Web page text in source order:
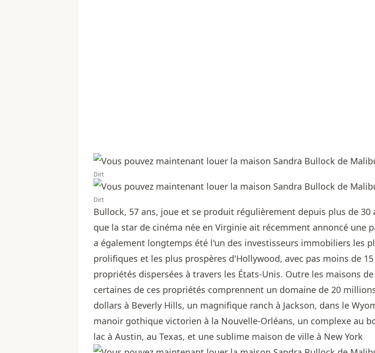
Dirt
Dirt
Bullock, 57 ans, joue et se produit régulièrement depuis plus de 30
que la star de cinéma née en Virginie ait récemment annoncé une
a également longtemps été l'un des investisseurs immobiliers les
prolifiques et les plus prospères d'Hollywood, avec pas moins de 15
propriétés dispersées à travers les États-Unis. Outre les maisons
certaines de ces propriétés comprennent un domaine de 20
dollars à Beverly Hills, un magnifique ranch à Jackson, dans le
manoir gothique victorien à la Nouvelle-Orléans, un complexe au
lac à Austin, au Texas, et une sublime maison de ville à New York